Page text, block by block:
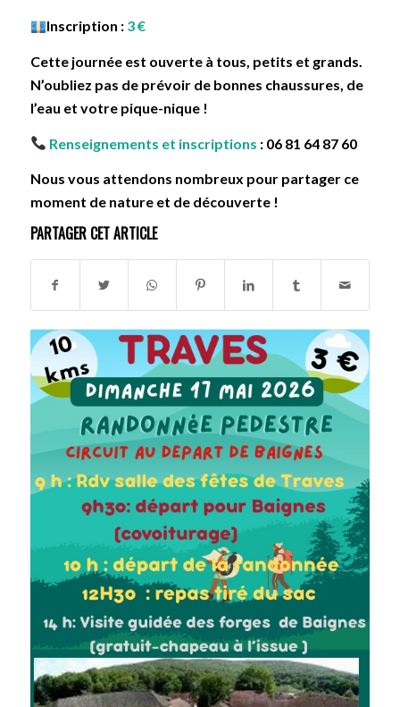
Inscription : 3 €
Cette journée est ouverte à tous, petits et grands.
N’oubliez pas de prévoir de bonnes chaussures, de
l’eau et votre pique-nique !
Renseignements et inscriptions : 06 81 64 87 60
Nous vous attendons nombreux pour partager ce
moment de nature et de découverte !
PARTAGER CET ARTICLE